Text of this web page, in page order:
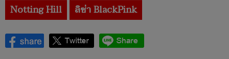
Notting Hill
ลิซ่า BlackPink